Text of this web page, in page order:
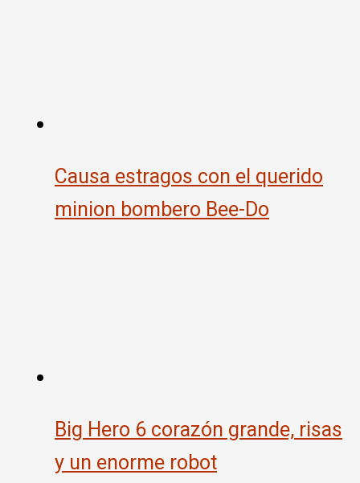
Causa estragos con el querido
minion bombero Bee-Do
Big Hero 6 corazón grande, risas
y un enorme robot